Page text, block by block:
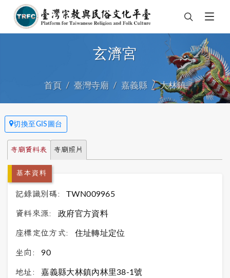
玄濟宮
首頁 臺灣寺廟 嘉義縣 大林鎮
切換至GIS圖台
寺廟資料表 寺廟照片
基本資料
記錄識別碼: TWN009965
資料來源: 政府官方資料
座標定位方式: 住址轉址定位
坐向: 90
地址: 嘉義縣大林鎮內林里38-1號